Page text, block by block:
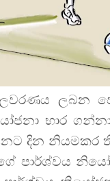
ලබන
භාර
දින නියමකර
පාර්ශ්වය